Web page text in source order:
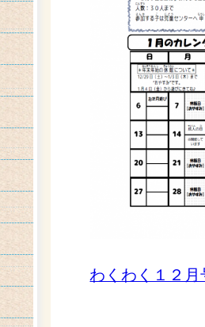
わくわく１２